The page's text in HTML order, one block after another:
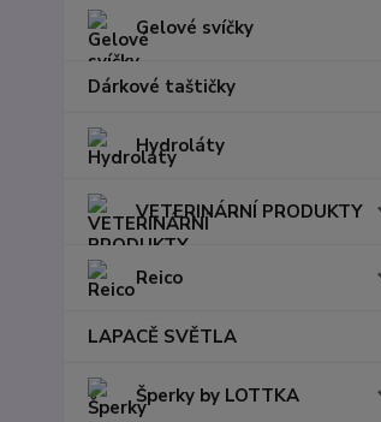
Gelové svíčky
Dárkové taštičky
Hydroláty
VETERINÁRNÍ PRODUKTY
Reico
LAPACĚ SVĚTLA
Šperky by LOTTKA